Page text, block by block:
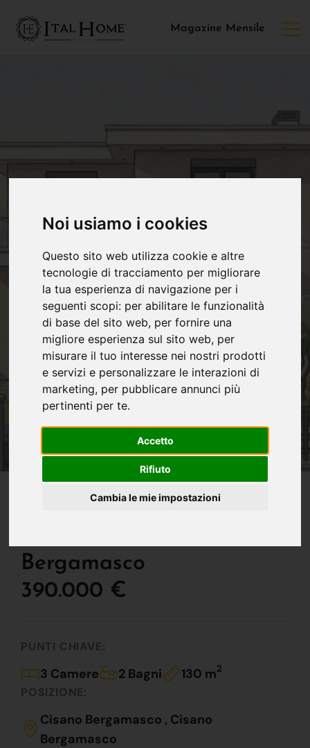
Noi usiamo i cookies
Questo sito web utilizza cookie e altre
tecnologie di tracciamento per migliorare
la tua esperienza di navigazione per i
seguenti scopi: per abilitare le funzionalità
di base del sito web, per fornire una
migliore esperienza sul sito web, per
misurare il tuo interesse nei nostri prodotti
e servizi e personalizzare le interazioni di
marketing, per pubblicare annunci più
pertinenti per te.
Accetto
Rifiuto
Cambia le mie impostazioni
Magazine Mensile
IN VENDITA
Villa Singola Di Prossima
Bergamasco
390.000 €
PUNTI CHIAVE:
3 Camere 2 Bagni 130 m2
POSIZIONE:
Cisano Bergamasco , Cisano
Bergamasco